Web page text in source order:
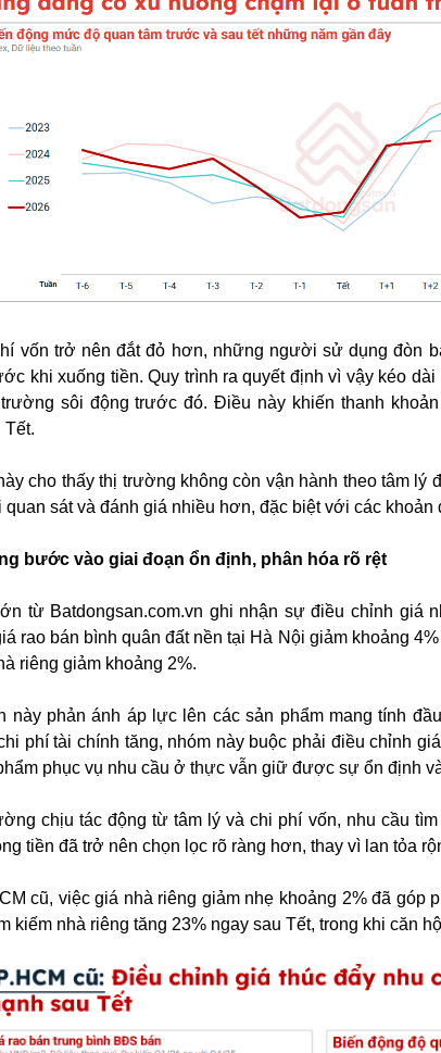
vốn trở nên đắt đỏ hơn, những người sử dụng đòn
khi xuống tiền. Quy trình ra quyết định vì vậy kéo
sôi động trước đó. Điều này khiến thanh
Tết.
cho thấy thị trường không còn vận hành theo tâm lý
quan sát và đánh giá nhiều hơn, đặc biệt với các khoản
bước vào giai đoạn ổn định, phân hóa rõ rệt
từ Batdongsan.com.vn ghi nhận sự điều chỉnh giá
rao bán bình quân đất nền tại Hà Nội giảm khoảng
riêng giảm khoảng 2%.
này phản ánh áp lực lên các sản phẩm mang tính
phí tài chính tăng, nhóm này buộc phải điều chỉnh
phục vụ nhu cầu ở thực vẫn giữ được sự ổn định
chịu tác động từ tâm lý và chi phí vốn, nhu cầu
tiền đã trở nên chọn lọc rõ ràng hơn, thay vì lan tỏa
cũ, việc giá nhà riêng giảm nhẹ khoảng 2% đã góp
kiếm nhà riêng tăng 23% ngay sau Tết, trong khi căn